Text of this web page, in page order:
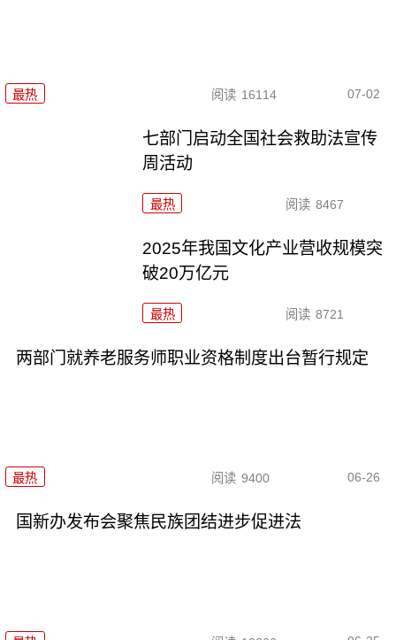
最热 阅读 16114 07-02
七部门启动全国社会救助法宣传
周活动
最热 阅读 8467
2025年我国文化产业营收规模突
破20万亿元
最热 阅读 8721
两部门就养老服务师职业资格制度出台暂行规定
最热 阅读 9400 06-26
国新办发布会聚焦民族团结进步促进法